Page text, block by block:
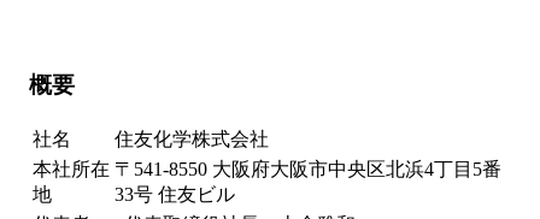
概要
社名
住友化学株式会社
本社所在
地
〒541-8550 大阪府大阪市中央区北浜4丁目5番
33号 住友ビル